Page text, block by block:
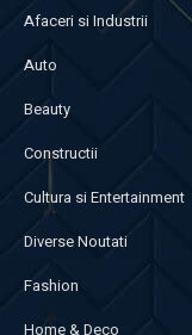
Afaceri si Industrii
Auto
Beauty
Constructii
Cultura si Entertainment
Diverse Noutati
Fashion
Home & Deco